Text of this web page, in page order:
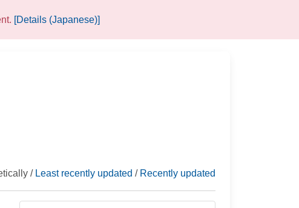
[Details (Japanese)]
/ Least recently updated / Recently updated